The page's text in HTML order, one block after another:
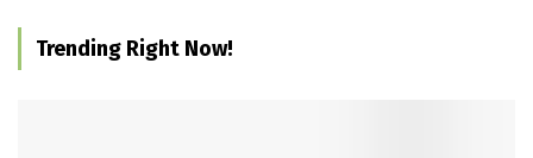
Trending Right Now!